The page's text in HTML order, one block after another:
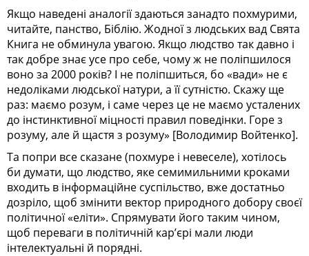
Якщо наведені аналогії здаються занадто похмурими,
читайте, панство, Біблію. Жодної з людських вад Свята
Книга не обминула увагою. Якщо людство так давно і
так добре знає усе про себе, чому ж не поліпшилося
воно за 2000 років? І не поліпшиться, бо «вади» не є
недоліками людської натури, а її сутністю. Скажу ще
раз: маємо розум, і саме через це не маємо усталених
до інстинктивної міцності правил поведінки. Горе з
розуму, але й щастя з розуму» [Володимир Войтенко].
Та попри все сказане (похмуре і невеселе), хотілось
би думати, що людство, яке семимильними кроками
входить в інформаційне суспільство, вже достатньо
дозріло, щоб змінити вектор природного добору своєї
політичної «еліти». Спрямувати його таким чином,
щоб переваги в політичній кар’єрі мали люди
інтелектуальні й порядні.